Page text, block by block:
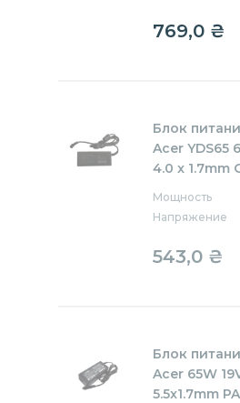
769,0 ₴
Блок
Acer YDS65
4.0 x 1.7mm
Мощность
Напряжение
543,0 ₴
Блок
Acer 65W
5.5x1.7mm